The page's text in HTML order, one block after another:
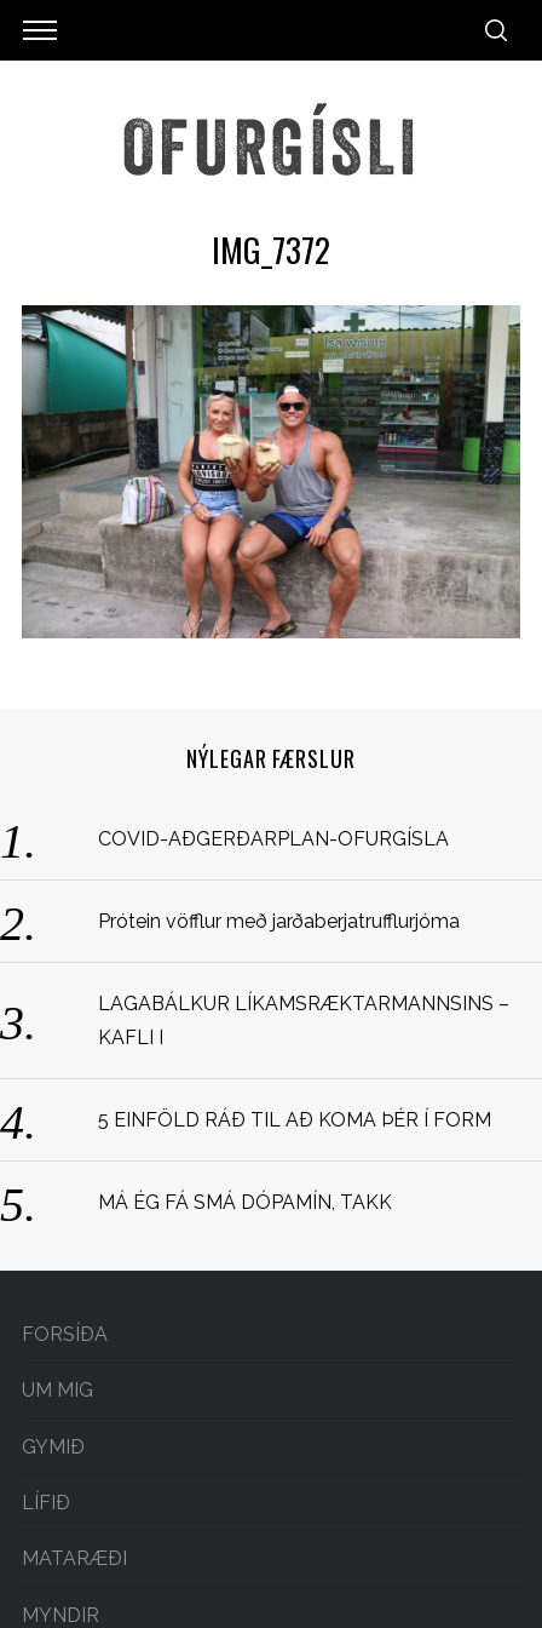
IMG_7372
NÝLEGAR FÆRSLUR
COVID-AÐGERÐARPLAN-OFURGÍSLA
Prótein vöfflur með jarðaberjatrufflurjóma
LAGABÁLKUR LÍKAMSRÆKTARMANNSINS –
KAFLI I
5 EINFÖLD RÁÐ TIL AÐ KOMA ÞÉR Í FORM
MÁ ÉG FÁ SMÁ DÓPAMÍN, TAKK
FORSÍÐA
UM MIG
GYMIÐ
LÍFIÐ
MATARÆÐI
MYNDIR
S
r
f
o
: